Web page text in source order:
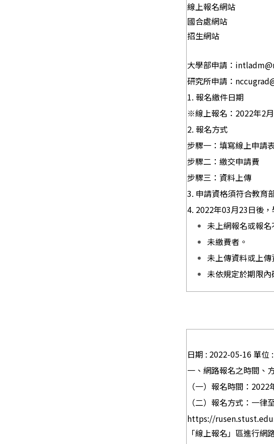
線上報名網站
國合處網站
招生網站
大學部申請：
研究所申請：
1.報名繳件日期
※線上報名：2022年2
2.報名
步驟一：填寫線上申請
步驟二：繳交申請費
步驟三：資料上傳
3. 申請資格須符合教育
4. 2022年03月23日後
未上網報名或報名
未繳費者。
未上傳資料或上
未依規定於期限
日期 : 2022-05-16 單位
一、網路報名之時間、
（一）報名時間：
（二）報名方式：一律
https://
「線上報名」區進行網